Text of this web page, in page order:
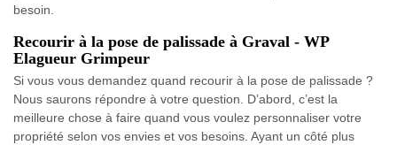
besoin.
Recourir à la pose de palissade à Graval - WP
Elagueur Grimpeur
Si vous vous demandez quand recourir à la pose de palissade ?
Nous saurons répondre à votre question. D’abord, c’est la
meilleure chose à faire quand vous voulez personnaliser votre
propriété selon vos envies et vos besoins. Ayant un côté plus